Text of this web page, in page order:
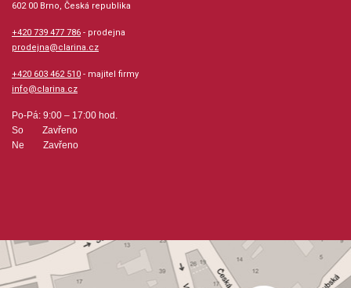
Počet stran: 23
hudební úprava: klavír
Obsazení: solo
Výrobce: The Willis Music Company
602 00 Brno, Česká republika
+420 739 477 786 - prodejna
prodejna@clarina.cz
+420 603 462 510 - majitel firmy
info@clarina.cz
Po-Pá: 9:00 – 17:00 hod.
So Zavřeno
Ne Zavřeno